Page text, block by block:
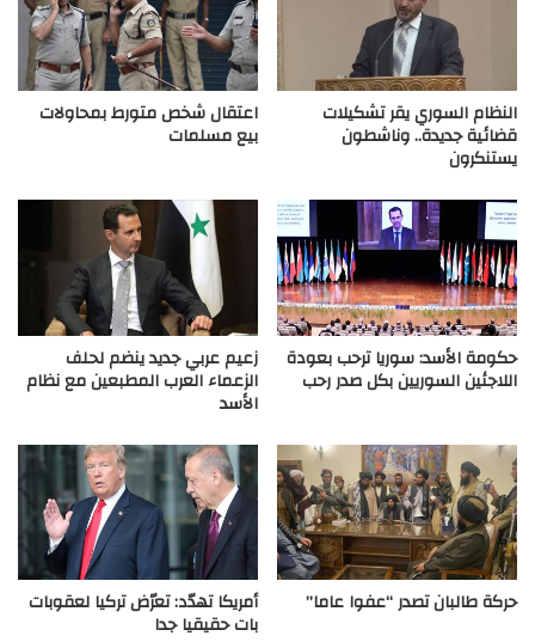
النظام السوري يقر تشكيلات
قضائية جديدة.. وناشطون
يستنكرون
اعتقال شخص متورط بمحاولات
بيع مسلمات
حكومة الأسد: سوريا ترحب بعودة
اللاجئين السوريين بكل صدر رحب
زعيم عربي جديد ينضم لحلف
الزعماء العرب المطبعين مع نظام
الأسد
حركة طالبان تصدر “عفوا عاما” أمريكا تهدّد: تعرّض تركيا لعقوبات
بات حقيقيا جدا